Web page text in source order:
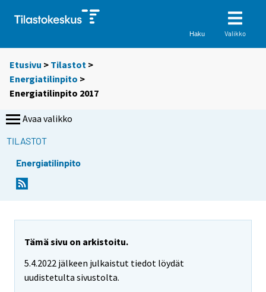
Haku Valikko
Etusivu > Tilastot >
Energiatilinpito >
Energiatilinpito 2017
Avaa valikko
TILASTOT
Energiatilinpito
Tämä sivu on arkistoitu.
5.4.2022 jälkeen julkaistut tiedot löydät
uudistetulta sivustolta.